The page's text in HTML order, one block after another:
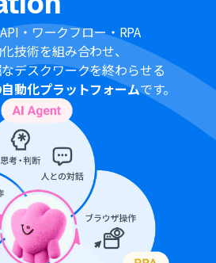
の起動間隔が異なりますので、ご注意
上のプランでご利用いただける機能
となっております。フリープランの場
ローボットのオペレーションはエラ
ご注意ください。
料プランは、2週間の無料トライアル
す。無料トライアル中には制限対象の
レーション）を使用することができ
・ワークフロー・RPA
技術を組み合わせ、
デスクワークを終わらせる
動化プラットフォームです。